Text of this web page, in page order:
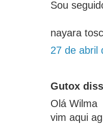
Sou
nayara
27 de abril
Gutox
Olá Wilma
vim aqui